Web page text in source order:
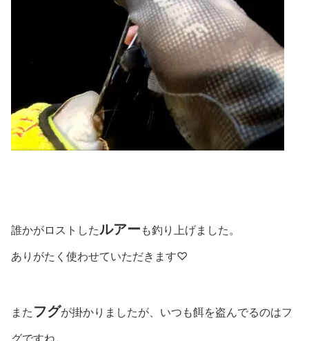
誰かがロストしたルアー も釣り上げました。
ありがたく使わせていただきます♡
また フグが掛かりましたが、いつも餌を盗んでるのはフ
グですね。